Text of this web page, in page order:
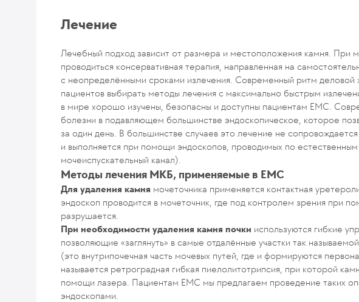
Лечение
Лечебный подход зависит от размера и местоположения камня. При
проводиться консервативная терапия, направленная на
с неопределёнными сроками излечения. Современный ритм деловой
пациентов выбирать методы лечения с максимально быстрым
в мире хорошо изучены, безопасны и доступны пациентам ЕМС.
болезни в подавляющем большинстве эндоскопическое, которое
за один день. В большинстве случаев это лечение не
и выполняется при помощи эндоскопов, проводимых по
мочеиспускательный канал).
Методы лечения МКБ, применяемые в ЕМС
Для удаления камня мочеточника применяется контактная
эндоскоп проводится в мочеточник, где под контролем зрения при
разрушается.
При необходимости удаления камня почки используются гибкие
позволяющие «заглянуть» в самые отдалённые участки так
(это внутрипочечная часть мочевых путей, где и формируются
называется ретроградная гибкая пиелолитотрипсия, при которой
помощи лазера. Пациентам ЕМС мы предлагаем проведение таких
эндоскопами.